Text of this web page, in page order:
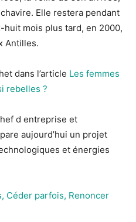
Elle restera pendant
mois plus tard, en 2000,
Antilles.
dans l’article Les femmes
rebelles ?
d entreprise et
aujourd’hui un projet
et énergies
Céder parfois, Renoncer